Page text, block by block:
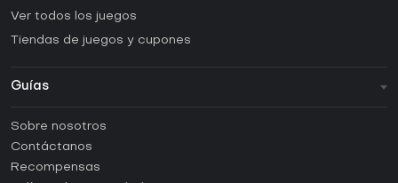
Ver todos los juegos
Tiendas de juegos y cupones
Guías
Guías y tutoriales
¿Cómo activar una CD Key de Steam?
Sobre nosotros
Contáctanos
Recompensas